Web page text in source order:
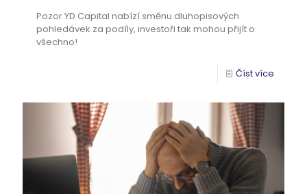
Pozor YD Capital nabízí směnu dluhopisových
pohledávek za podíly, investoři tak mohou přijít o
všechno!
Číst více